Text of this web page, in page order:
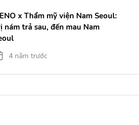
x Thẩm mỹ viện Nam Seoul:
nám trả sau, đến mau Nam
4 năm trước